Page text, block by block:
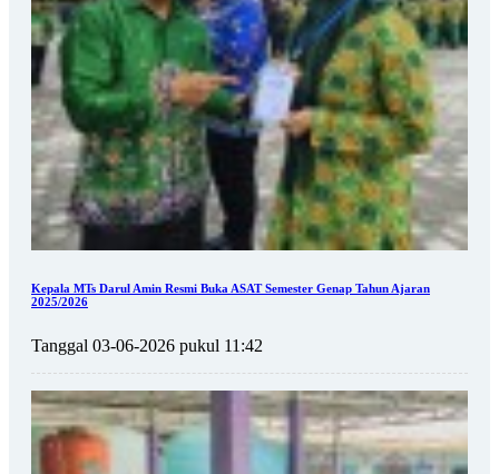
Kepala MTs Darul Amin Resmi Buka ASAT Semester Genap Tahun Ajaran
2025/2026
Tanggal 03-06-2026 pukul 11:42